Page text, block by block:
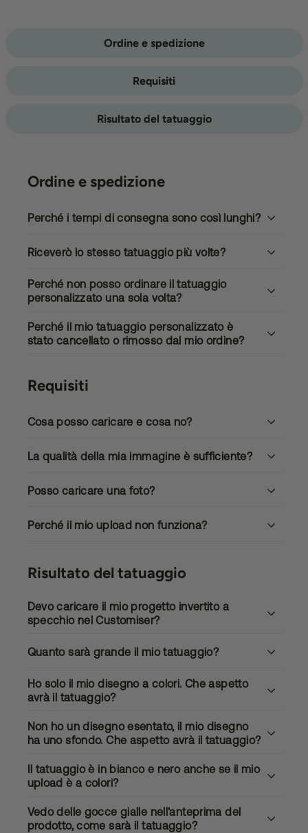
Ordine e spedizione
Requisiti
Risultato del tatuaggio
Ordine e spedizione
Perché i tempi di consegna sono così lunghi?
Riceverò lo stesso tatuaggio più volte?
Perché non posso ordinare il tatuaggio
personalizzato una sola volta?
Perché il mio tatuaggio personalizzato è
stato cancellato o rimosso dal mio ordine?
Requisiti
Cosa posso caricare e cosa no?
La qualità della mia immagine è sufficiente?
Posso caricare una foto?
Perché il mio upload non funziona?
Risultato del tatuaggio
Devo caricare il mio progetto invertito a
specchio nel Customiser?
Quanto sarà grande il mio tatuaggio?
Ho solo il mio disegno a colori. Che aspetto
avrà il tatuaggio?
Non ho un disegno esentato, il mio disegno
ha uno sfondo. Che aspetto avrà il tatuaggio?
Il tatuaggio è in bianco e nero anche se il mio
upload è a colori?
Vedo delle gocce gialle nell'anteprima del
prodotto, come sarà il tatuaggio?